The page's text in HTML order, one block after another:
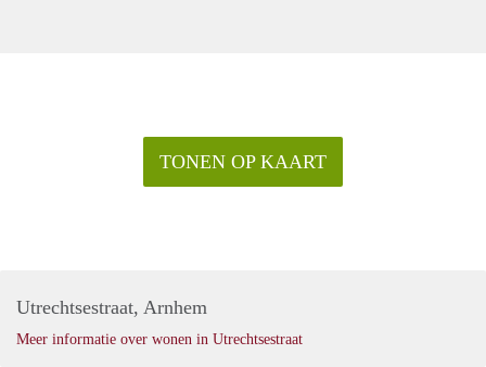
TONEN OP KAART
Utrechtsestraat, Arnhem
Meer informatie over wonen in Utrechtsestraat